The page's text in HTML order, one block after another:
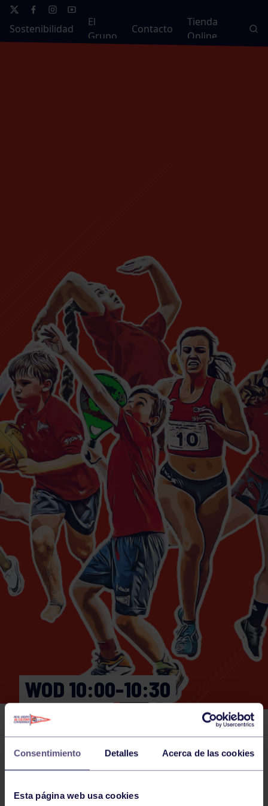
Consentimiento Detalles Acerca de las cookies
Esta página web usa cookies
Sostenibilidad
El
Grupo
Contacto
Tienda
Online
WOD 10:00-10:30
GIMNASIO